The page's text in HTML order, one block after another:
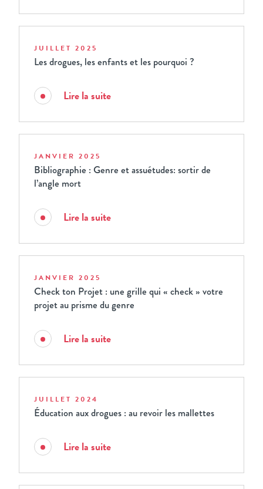
JUILLET 2025
Les drogues, les enfants et les pourquoi ?
Lire la suite
JANVIER 2025
Bibliographie : Genre et assuétudes: sortir de
l’angle mort
Lire la suite
JANVIER 2025
Check ton Projet : une grille qui « check » votre
projet au prisme du genre
Lire la suite
JUILLET 2024
Éducation aux drogues : au revoir les mallettes
Lire la suite